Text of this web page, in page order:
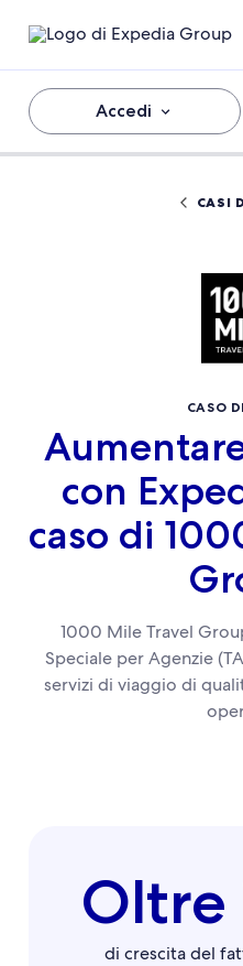
Accedi
CASI
CASO
con
caso di
1000 Mile Travel
Speciale per Agenzie
servizi di viaggio di
Oltre
di crescita del